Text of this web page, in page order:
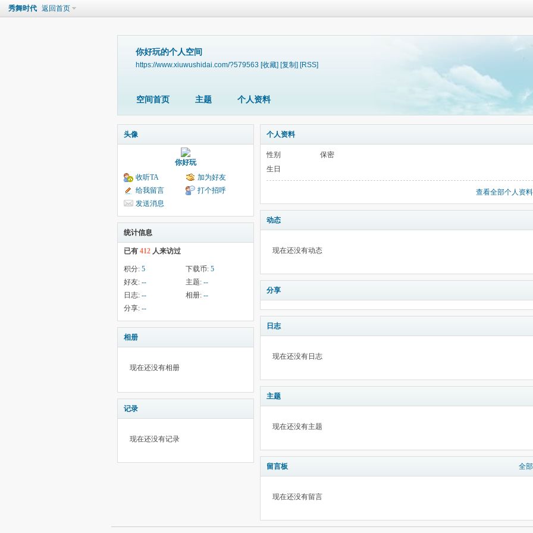
秀舞时代 返回首页
你好玩的个人空间
https://www.xiuwushidai.com/?579563 [收藏] [复制] [RSS]
空间首页 主题 个人资料
头像
你好玩
收听TA
加为好友
给我留言
打个招呼
发送消息
统计信息
已有 412 人来访过
积分: 5 下载币: 5
好友: -- 主题: --
日志: -- 相册: --
分享: --
相册
现在还没有相册
记录
现在还没有记录
个人资料
性别
保密
生日
查看全部个人资料
动态
现在还没有动态
分享
日志
现在还没有日志
主题
现在还没有主题
留言板 全部
现在还没有留言